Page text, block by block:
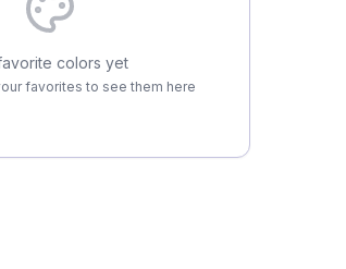
colors yet
favorites to see them here